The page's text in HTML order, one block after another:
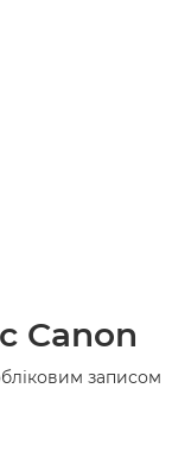
Canon
записом